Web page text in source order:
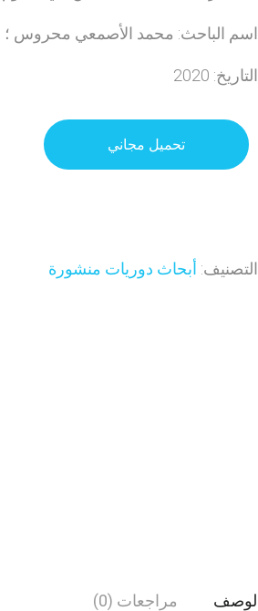
اسم الباحث: محمد الأصمعي محروس ؛
التاريخ: 2020
تحميل مجاني
التصنيف: أبحاث دوريات منشورة
مراجعات (0)